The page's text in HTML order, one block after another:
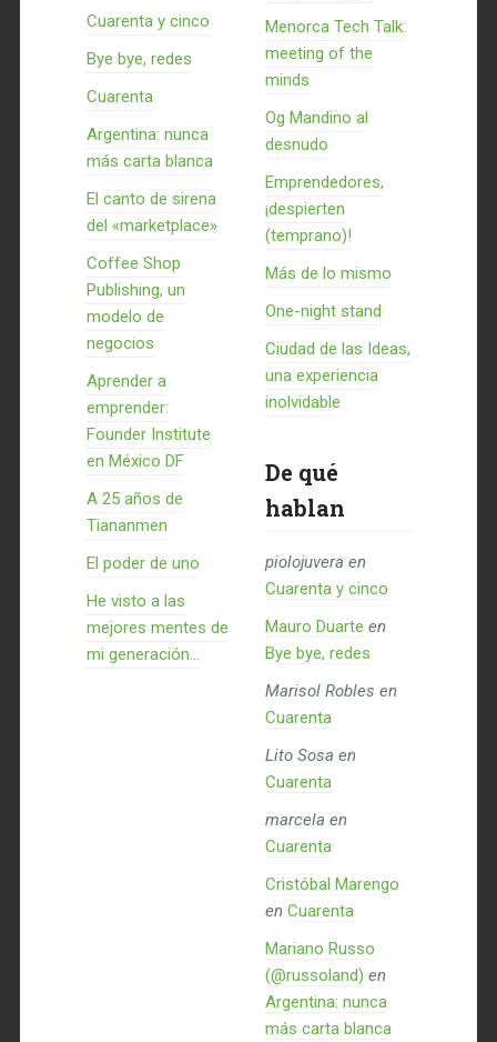
Cuarenta y cinco
Bye bye, redes
Cuarenta
Argentina: nunca
más carta blanca
El canto de sirena
del «marketplace»
Coffee Shop
Publishing, un
modelo de
negocios
Aprender a
emprender:
Founder Institute
en México DF
A 25 años de
Tiananmen
El poder de uno
He visto a las
mejores mentes de
mi generación…
Menorca Tech Talk:
meeting of the
minds
Og Mandino al
desnudo
Emprendedores,
¡despierten
(temprano)!
Más de lo mismo
One-night stand
Ciudad de las Ideas,
una experiencia
inolvidable
De qué
hablan
piolojuvera en
Cuarenta y cinco
Mauro Duarte en
Bye bye, redes
Marisol Robles en
Cuarenta
Lito Sosa en
Cuarenta
marcela en
Cuarenta
Cristóbal Marengo
en Cuarenta
Mariano Russo
(@russoland) en
Argentina: nunca
más carta blanca